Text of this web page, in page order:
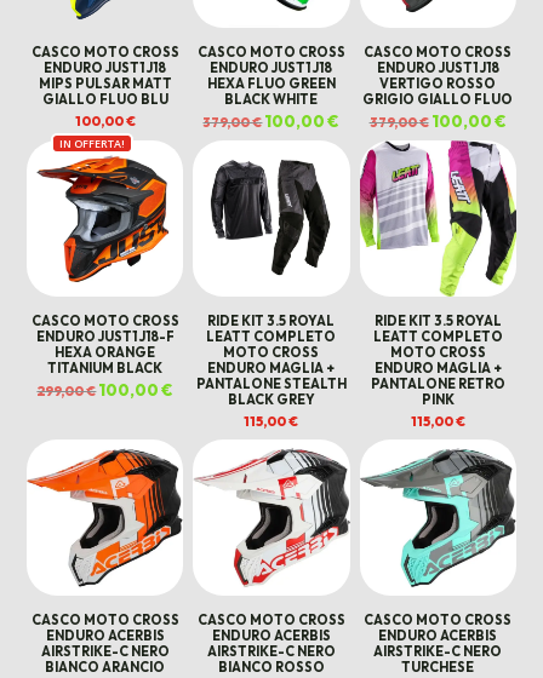
CASCO MOTO CROSS
ENDURO JUST1 J18
MIPS PULSAR MATT
GIALLO FLUO BLU
100,00€
CASCO MOTO CROSS
ENDURO JUST1 J18
HEXA FLUO GREEN
BLACK WHITE
379,00€Il
prezzo
originale
379,00 €.
100,00€
prezzo
attuale
è:
100,00 €.
CASCO MOTO CROSS
ENDURO JUST1 J18
VERTIGO ROSSO
GRIGIO GIALLO FLUO
379,00€ Il
prezzo
originale
era:
379,00 €.
100,00€Il
è:
IN OFFERTA!
CASCO MOTO CROSS
ENDURO JUST1 J18-F
HEXA ORANGE
TITANIUM BLACK
299,00€Il
prezzo
299,00 €.
100,00€
100,00 €.
RIDE KIT 3.5 ROYAL
LEATT COMPLETO
MOTO CROSS
ENDURO MAGLIA +
PANTALONE STEALTH
BLACK GREY
115,00€
RIDE KIT 3.5 ROYAL
LEATT COMPLETO
MOTO CROSS
ENDURO MAGLIA +
PANTALONE RETRO
PINK
115,00€
CASCO MOTO CROSS
ENDURO ACERBIS
AIRSTRIKE-C NERO
BIANCO ARANCIO
CASCO MOTO CROSS
ENDURO ACERBIS
AIRSTRIKE-C NERO
BIANCO ROSSO
CASCO MOTO CROSS
ENDURO ACERBIS
AIRSTRIKE-C NERO
TURCHESE